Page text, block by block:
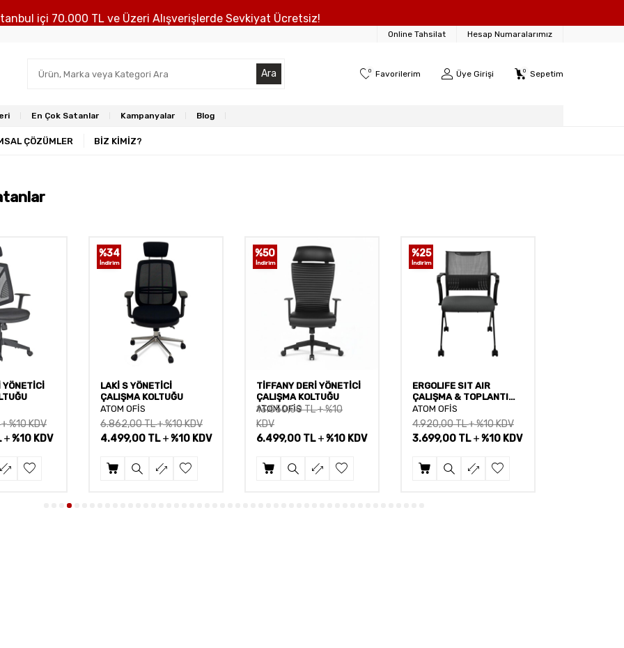
içi 70.000 TL ve Üzeri Alışverişlerde Sevkiyat Ücretsiz!
Online Tahsilat Hesap Numaralarımız
Ara 0 Favorilerim Üye Girişi 0 Sepetim
En Çok Satanlar Kampanyalar Blog
ÇÖZÜMLER BİZ KİMİZ?
YÖNETİCİ
%10 KDV
%10 KDV
%34
İndirim
LAKİ S YÖNETİCİ
ÇALIŞMA KOLTUĞU
ATOM OFİS
6.862,00TL %10 KDV
4.499,00 TL %10 KDV
%50
İndirim
TİFFANY DERİ YÖNETİCİ
ÇALIŞMA KOLTUĞU
ATOM OFİS
13.050,00TL %10
KDV
6.499,00 TL %10 KDV
%25
İndirim
ERGOLIFE SIT AIR
ÇALIŞMA & TOPLANTI
KOLTUĞU
ATOM OFİS
4.920,00TL %10 KDV
3.699,00 TL %10 KDV